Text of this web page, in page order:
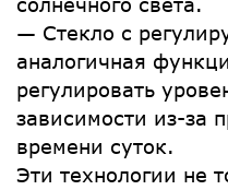
— Стекло с
аналогичная
регулировать
зависимости из-за
времени суток.
Эти технологии не